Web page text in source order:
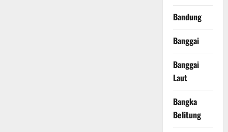
Bandung
Banggai
Banggai
Laut
Bangka
Belitung